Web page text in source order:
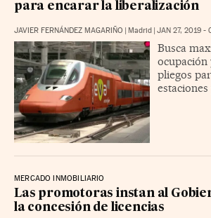
para encarar la liberalización
JAVIER FERNÁNDEZ MAGARIÑO | Madrid | JAN 27, 2019 -
Busca
ocupación
pliegos
MERCADO INMOBILIARIO
Las promotoras instan al
la concesión de licencias